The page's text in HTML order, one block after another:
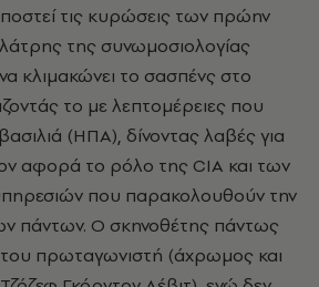
τις κυρώσεις των πρώην
της συνωμοσιολογίας
κλιμακώνει το σασπένς στο
το με λεπτομέρειες που
(ΗΠΑ), δίνοντας λαβές για
αφορά το ρόλο της CIA και των
που παρακολουθούν την
πάντων. Ο σκηνοθέτης πάντως
πρωταγωνιστή (άχρωμος και